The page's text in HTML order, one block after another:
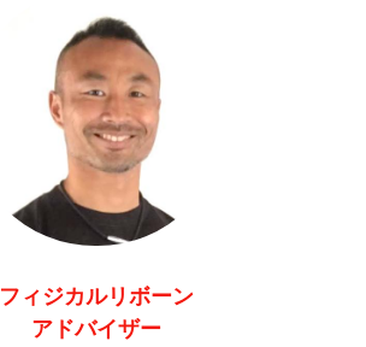
フィジカルリボーン
アドバイザー